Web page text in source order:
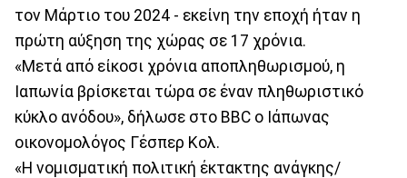
τον Μάρτιο του 2024 - εκείνη την εποχή ήταν η
πρώτη αύξηση της χώρας σε 17 χρόνια.
«Μετά από είκοσι χρόνια αποπληθωρισμού, η
Ιαπωνία βρίσκεται τώρα σε έναν πληθωριστικό
κύκλο ανόδου», δήλωσε στο BBC ο Ιάπωνας
οικονομολόγος Γέσπερ Κολ.
«Η νομισματική πολιτική έκτακτης ανάγκης/